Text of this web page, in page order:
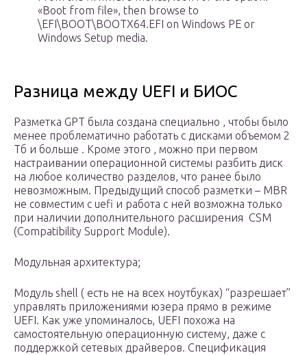
«Boot from file», then browse to
\EFI\BOOT\BOOTX64.EFI on Windows PE or
Windows Setup media.
Разница между UEFI и БИОС
Разметка GPT была создана специально , чтобы было
менее проблематично работать с дисками объемом 2
Тб и больше . Кроме этого , можно при первом
настраивании операционной системы разбить диск
на любое количество разделов, что ранее было
невозможным. Предыдущий способ разметки – MBR
не совместим с uefi и работа с ней возможна только
при наличии дополнительного расширения CSM
(Compatibility Support Module).
Модульная архитектура;
Модуль shell ( есть не на всех ноутбуках) “разрешает”
управлять приложениями юзера прямо в режиме
UEFI. Как уже упоминалось, UEFI похожа на
самостоятельную операционную систему, даже с
поддержкой сетевых драйверов. Спецификация